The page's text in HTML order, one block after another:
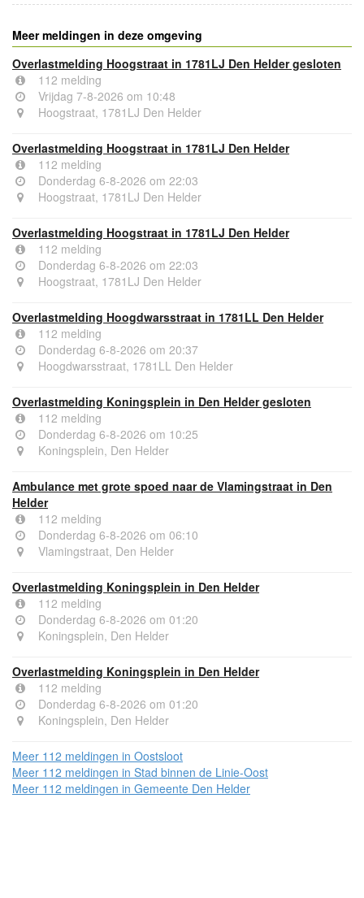
Meer meldingen in deze omgeving
Overlastmelding Hoogstraat in 1781LJ Den Helder gesloten
112 melding
Vrijdag 7-8-2026 om 10:48
Hoogstraat, 1781LJ Den Helder
Overlastmelding Hoogstraat in 1781LJ Den Helder
112 melding
Donderdag 6-8-2026 om 22:03
Hoogstraat, 1781LJ Den Helder
Overlastmelding Hoogstraat in 1781LJ Den Helder
112 melding
Donderdag 6-8-2026 om 22:03
Hoogstraat, 1781LJ Den Helder
Overlastmelding Hoogdwarsstraat in 1781LL Den Helder
112 melding
Donderdag 6-8-2026 om 20:37
Hoogdwarsstraat, 1781LL Den Helder
Overlastmelding Koningsplein in Den Helder gesloten
112 melding
Donderdag 6-8-2026 om 10:25
Koningsplein, Den Helder
Ambulance met grote spoed naar de Vlamingstraat in Den
Helder
112 melding
Donderdag 6-8-2026 om 06:10
Vlamingstraat, Den Helder
Overlastmelding Koningsplein in Den Helder
112 melding
Donderdag 6-8-2026 om 01:20
Koningsplein, Den Helder
Overlastmelding Koningsplein in Den Helder
112 melding
Donderdag 6-8-2026 om 01:20
Koningsplein, Den Helder
Meer 112 meldingen in Oostsloot
Meer 112 meldingen in Stad binnen de Linie-Oost
Meer 112 meldingen in Gemeente Den Helder